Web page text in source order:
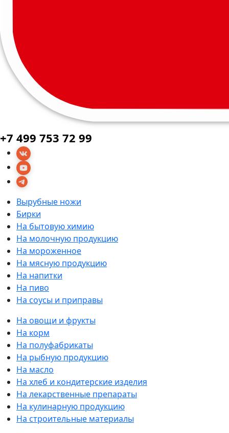
+7 499 753 72 99
Вырубные ножи
Бирки
На бытовую химию
На молочную продукцию
На мороженное
На мясную продукцию
На напитки
На пиво
На соусы и приправы
На овощи и фрукты
На корм
На полуфабрикаты
На рыбную продукцию
На масло
На хлеб и кондитерские изделия
На лекарственные препараты
На кулинарную продукцию
На строительные материалы